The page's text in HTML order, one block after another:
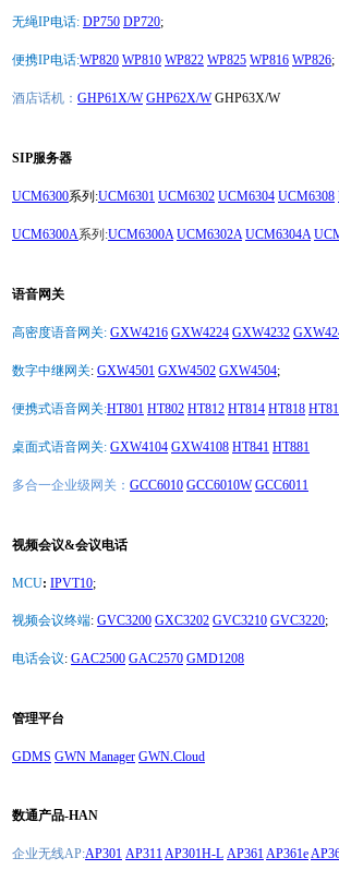
无绳IP电话: DP750 DP720;
便携IP电话:WP820 WP810 WP822 WP825 WP816 WP826;
酒店话机： GHP61X/W GHP62X/WGHP63X/W
SIP服务器
UCM6300系列:UCM6301 UCM6302 UCM6304 UCM6308
UCM6300A系列:UCM6300A UCM6302A UCM6304A
语音网关
高密度语音网关: GXW4216 GXW4224 GXW4232
数字中继网关: GXW4501 GXW4502 GXW4504;
便携式语音网关:HT801 HT802 HT812 HT814 HT818
桌面式语音网关: GXW4104 GXW4108 HT841 HT881
多合一企业级网关： GCC6010 GCC6010W GCC6011
视频会议&会议电话
MCU: IPVT10;
视频会议终端: GVC3200 GXC3202 GVC3210 GVC3220;
电话会议: GAC2500 GAC2570 GMD1208
管理平台
GDMS GWN Manager GWN.Cloud
数通产品-HAN
企业无线AP:AP301 AP311AP301H-L AP361AP361e